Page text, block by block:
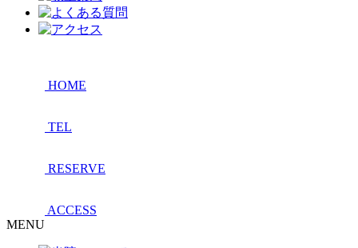
HOME
TEL
RESERVE
ACCESS
MENU